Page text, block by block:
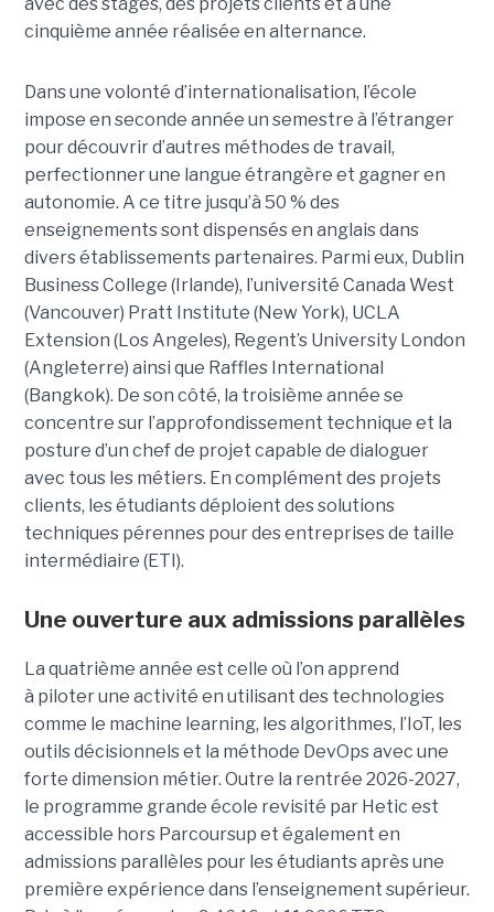
avec des stages, des projets clients et à une
cinquième année réalisée en alternance.
Dans une volonté d’internationalisation, l’école
impose en seconde année un semestre à l’étranger
pour découvrir d’autres méthodes de travail,
perfectionner une langue étrangère et gagner en
autonomie. A ce titre jusqu’à 50 % des
enseignements sont dispensés en anglais dans
divers établissements partenaires. Parmi eux, Dublin
Business College (Irlande), l’université Canada West
(Vancouver) Pratt Institute (New York), UCLA
Extension (Los Angeles), Regent’s University London
(Angleterre) ainsi que Raffles International
(Bangkok). De son côté, la troisième année se
concentre sur l’approfondissement technique et la
posture d’un chef de projet capable de dialoguer
avec tous les métiers. En complément des projets
clients, les étudiants déploient des solutions
techniques pérennes pour des entreprises de taille
intermédiaire (ETI).
Une ouverture aux admissions parallèles
La quatrième année est celle où l’on apprend
à piloter une activité en utilisant des technologies
comme le machine learning, les algorithmes, l’IoT, les
outils décisionnels et la méthode DevOps avec une
forte dimension métier. Outre la rentrée 2026-2027,
le programme grande école revisité par Hetic est
accessible hors Parcoursup et également en
admissions parallèles pour les étudiants après une
première expérience dans l’enseignement supérieur.